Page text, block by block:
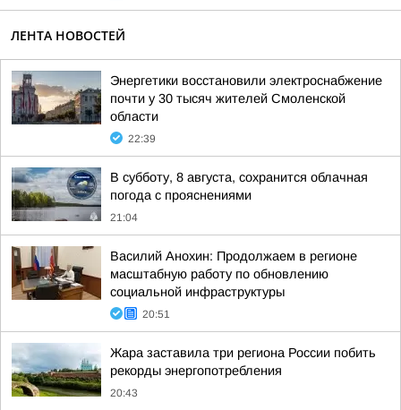
ЛЕНТА НОВОСТЕЙ
Энергетики восстановили электроснабжение
почти у 30 тысяч жителей Смоленской
области
22:39
В субботу, 8 августа, сохранится облачная
погода с прояснениями
21:04
Василий Анохин: Продолжаем в регионе
масштабную работу по обновлению
социальной инфраструктуры
20:51
Жара заставила три региона России побить
рекорды энергопотребления
20:43